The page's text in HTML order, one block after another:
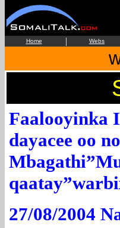
Home | Webs
Faalooyinka
dayacee oo
27/08/2004